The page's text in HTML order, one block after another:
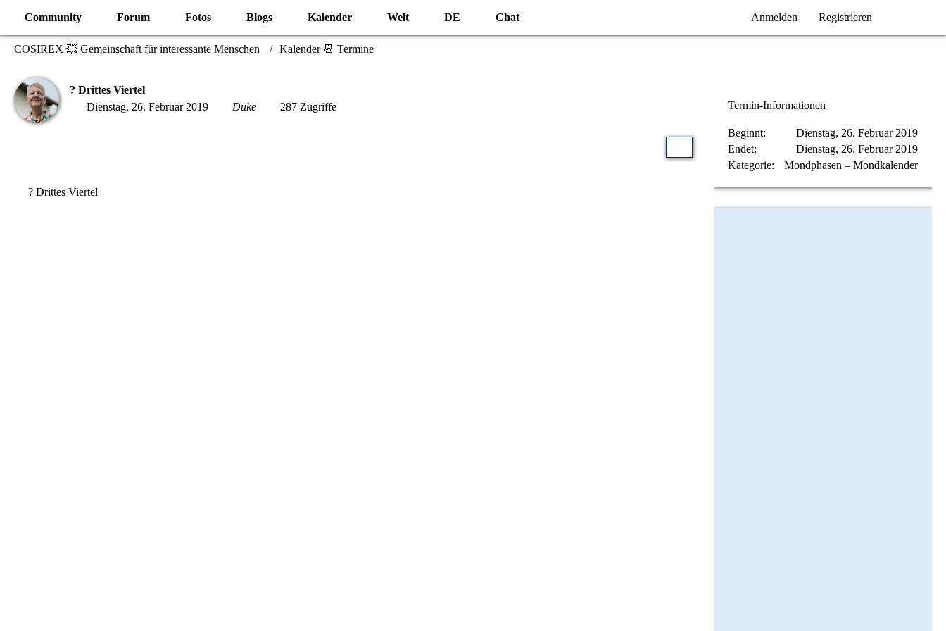
Community Forum Fotos Blogs Kalender Welt DE Chat Anmelden Registrieren
COSIREX 💥 Gemeinschaft für interessante Menschen Kalender 📆 Termine
? Drittes Viertel
Dienstag, 26. Februar 2019
Duke 287 Zugriffe
? Drittes Viertel
Termin-Informationen
Beginnt
Dienstag, 26. Februar 2019
Endet
Dienstag, 26. Februar 2019
Kategorie
Mondphasen – Mondkalender